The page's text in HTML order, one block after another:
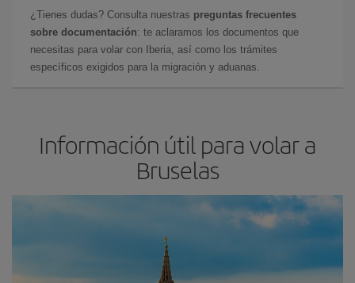
¿Tienes dudas? Consulta nuestras preguntas frecuentes
sobre documentación: te aclaramos los documentos que
necesitas para volar con Iberia, así como los trámites
específicos exigidos para la migración y aduanas.
Información útil para volar a
Bruselas